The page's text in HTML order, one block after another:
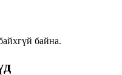
байна.